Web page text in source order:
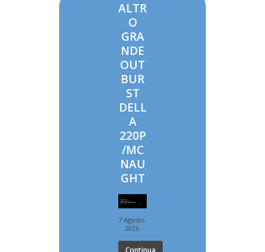
ALTR
O
GRA
NDE
OUT
BUR
ST
DELL
A
220P
/MC
NAU
GHT
7 Agosto
2026
Continua